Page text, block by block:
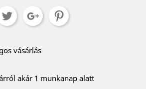
vásárlás
akár 1 munkanap alatt